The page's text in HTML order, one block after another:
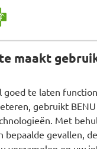
maakt
goed te laten
gebruikt BENU
Met
bepaalde gevallen,
hoest bij kinderen
en
als een balsem die
bedekt. Dit verzacht
de hoestreflex
is suikervrij
gluten. Het flesje